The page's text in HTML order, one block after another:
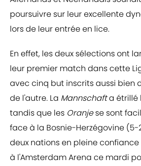
poursuivre sur leur excellente
lors de leur entrée en lice.
En effet, les deux sélections ont
leur premier match dans cette
avec cinq but inscrits aussi bien
de l'autre. La Mannschafta étrillé
tandis que les Oranjese sont
face à la Bosnie-Herzégovine (5-
deux nations en pleine
à l'Amsterdam Arena ce mardi